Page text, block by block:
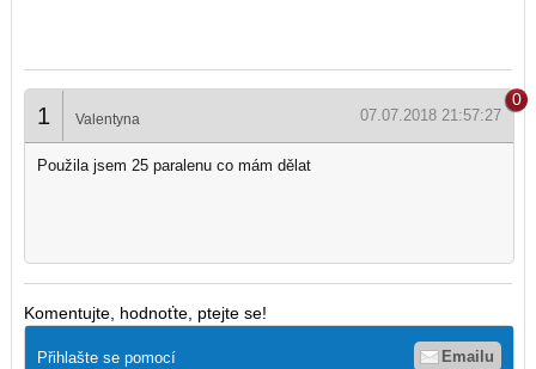
0
1 Valentyna 07.07.2018 21:57:27
Použila jsem 25 paralenu co mám dělat
Komentujte, hodnoťte, ptejte se!
Přihlašte se pomocí Emailu